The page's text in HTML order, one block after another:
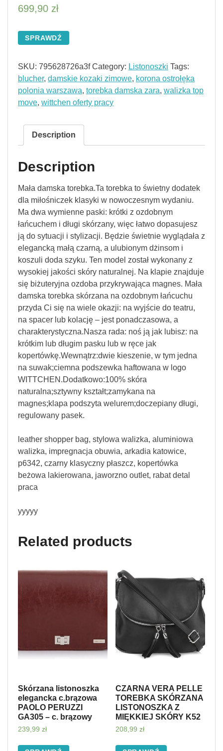
699,90 zł
SPRAWDŹ
SKU: 795628726a3f Category: Listonoszki Tags:
blucher, damskie kozaki zimowe, korona ostrołęka
polonia warszawa, torebka damska zara, walizka top
move, wittchen oferty pracy
Description
Description
Mała damska torebka.Ta torebka to świetny dodatek
dla miłośniczek klasyki w nowoczesnym wydaniu.
Ma dwa wymienne paski: krótki z ozdobnym
łańcuchem i długi skórzany, więc łatwo dopasujesz
ją do sytuacji i stylizacji. Będzie świetnie wyglądała z
elegancką małą czarną, a ulubionym dżinsom i
koszuli doda szyku. Ten model został wykonany z
wysokiej jakości skóry naturalnej. Na klapie znajduje
się biżuteryjna ozdoba przykrywająca magnes. Mała
damska torebka skórzana na ozdobnym łańcuchu
przyda Ci się na wiele okazji: na wyjście do teatru,
na spacer lub kolację – jest ponadczasowa, a
charakterystyczna.Nasza rada: noś ją jak lubisz: na
krótkim lub długim pasku lub w ręce jak
kopertówkę.Wewnątrz:dwie kieszenie, w tym jedna
na suwak;ciemna podszewka haftowana w logo
WITTCHEN.Dodatkowo:100% skóra
naturalna;sztywny kształt;zamykana na
magnes;klapa podszyta welurem;doczepiany długi,
regulowany pasek.
leather shopper bag, stylowa walizka, aluminiowa
walizka, impregnacja obuwia, arkadia katowice,
p6342, czarny klasyczny płaszcz, kopertówka
beżowa lakierowana, jaworzno outlet, rabat detal
praca
yyyyy
Related products
Skórzana listonoszka
elegancka c.brązowa
PAOLO PERUZZI
GA305 – c. brązowy
239,99 zł
CZARNA VERA PELLE
TOREBKA SKÓRZANA
LISTONOSZKA Z
MIĘKKIEJ SKÓRY K52
208,99 zł